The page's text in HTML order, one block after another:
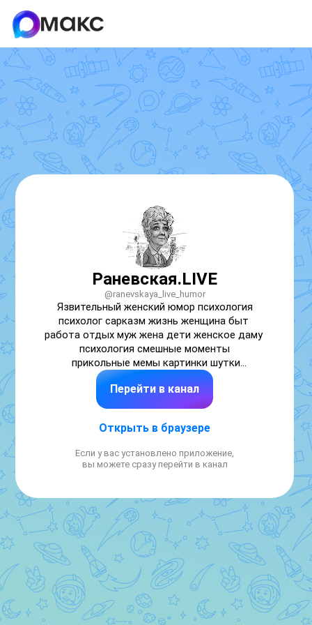
Раневская.LIVE
@ranevskaya_live_humor
Язвительный женский юмор психология
психолог сарказм жизнь женщина быт
работа отдых муж жена дети женское даму
психология смешные моменты
прикольные мемы картинки шутки
Для связи: https://clck.ru/3Qkgyp
03-13
Купить рекламу:
https://telega.in/channels/ranevskaya_live_humor/
Сотрудничаем с https://maxln.ru/SpiralMiya
Перейти в канал
Открыть в браузере
Если у вас установлено приложение,
вы можете сразу перейти в канал